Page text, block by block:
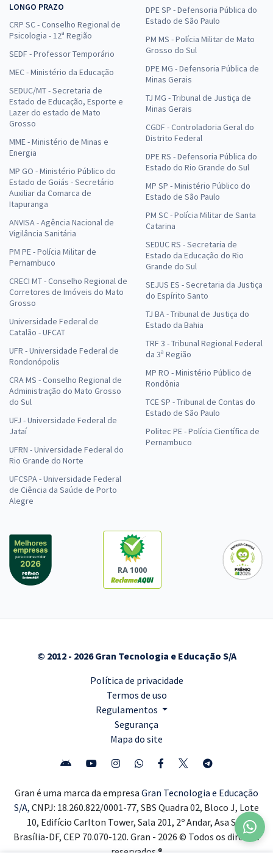
LONGO PRAZO
CRP SC - Conselho Regional de
Psicologia - 12ª Região
SEDF - Professor Temporário
MEC - Ministério da Educação
SEDUC/MT - Secretaria de
Estado de Educação, Esporte e
Lazer do estado de Mato
Grosso
MME - Ministério de Minas e
Energia
MP GO - Ministério Público do
Estado de Goiás - Secretário
Auxiliar da Comarca de
Itapuranga
ANVISA - Agência Nacional de
Vigilância Sanitária
PM PE - Polícia Militar de
Pernambuco
CRECI MT - Conselho Regional de
Corretores de Imóveis do Mato
Grosso
Universidade Federal de
Catalão - UFCAT
UFR - Universidade Federal de
Rondonópolis
CRA MS - Conselho Regional de
Administração do Mato Grosso
do Sul
UFJ - Universidade Federal de
Jataí
UFRN - Universidade Federal do
Rio Grande do Norte
UFCSPA - Universidade Federal
de Ciência da Saúde de Porto
Alegre
DPE SP - Defensoria Pública do
Estado de São Paulo
PM MS - Polícia Militar de Mato
Grosso do Sul
DPE MG - Defensoria Pública de
Minas Gerais
TJ MG - Tribunal de Justiça de
Minas Gerais
CGDF - Controladoria Geral do
Distrito Federal
DPE RS - Defensoria Pública do
Estado do Rio Grande do Sul
MP SP - Ministério Público do
Estado de São Paulo
PM SC - Polícia Militar de Santa
Catarina
SEDUC RS - Secretaria de
Estado da Educação do Rio
Grande do Sul
SEJUS ES - Secretaria da Justiça
do Espírito Santo
TJ BA - Tribunal de Justiça do
Estado da Bahia
TRF 3 - Tribunal Regional Federal
da 3ª Região
MP RO - Ministério Público de
Rondônia
TCE SP - Tribunal de Contas do
Estado de São Paulo
Politec PE - Polícia Científica de
Pernambuco
RA 1000
© 2012 - 2026 Gran Tecnologia e Educação S/A
Política de privacidade
Termos de uso
Regulamentos
Segurança
Mapa do site
Gran é uma marca da empresa Gran Tecnologia e Educação
S/A, CNPJ: 18.260.822/0001-77, SBS Quadra 02, Bloco J, Lote
10, Edifício Carlton Tower, Sala 201, 2º Andar, Asa Sul,
Brasília-DF, CEP 70.070-120. Gran - 2026 © Todos os direitos
reservados ®